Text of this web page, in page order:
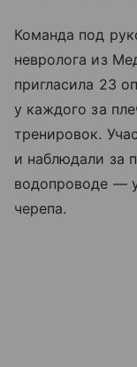
Команда под
невролога из
пригласила 23
у каждого за
тренировок.
и наблюдали за
водопроводе —
черепа.